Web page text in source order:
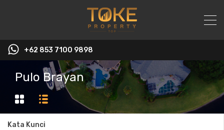
+62 853 7100 9898‬
Pulo Brayan
Kata Kunci